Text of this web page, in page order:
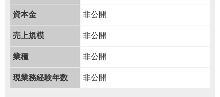
資本金 非公開
売上規模 非公開
業種 非公開
現業務経験年数 非公開